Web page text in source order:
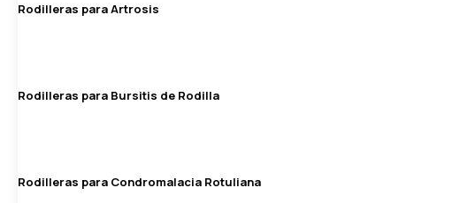
Rodilleras para Artrosis
Rodilleras para Bursitis de Rodilla
Rodilleras para Condromalacia Rotuliana